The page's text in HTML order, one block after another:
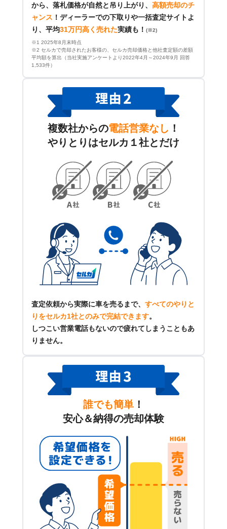
から、落札価格が自然と吊り上がり、 高額売却のチ
ャンス ！ ディーラーでの下取りや一括査定サイトよ
り、平均31万円高く売れた実績も！ (※2)
※1 2025年8月末時点
※2 セルカで売却されたお客様の、セルカ売却価格と他社査定額の差額
平均額を算出（当社実施アンケートより2022年4月～2024年9月 回答
1,533件）
複数社からの電話営業なし ！
やりとりはセルカ１社とだけ
査定依頼から実際に車を売るまで、 すべてのやりと
りをセルカ1社とのみで完結できます。
しつこい営業電話もないので疲れてしまうこともあ
りません。
誰でも簡単 ！
安心＆納得の売却体験